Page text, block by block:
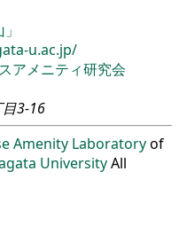
u.ac.jp/
アメニティ研究会
3-16
Amenity Laboratoryof
UniversityAll